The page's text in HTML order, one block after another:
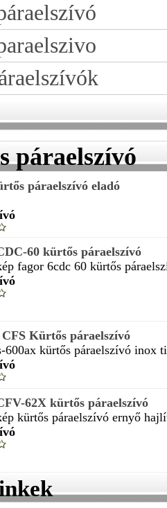
páraelszívó
páraelszívó eladó
60 kürtős páraelszívó
fagor 6cdc 60 kürtős
Kürtős páraelszívó
600ax kürtős páraelszívó inox
62X kürtős páraelszívó
kürtős páraelszívó ernyő